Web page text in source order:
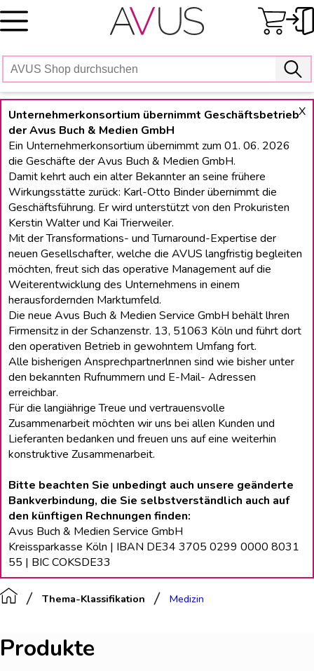
Skip
to
X
Unternehmerkonsortium übernimmt Geschäftsbetrieb
der Avus Buch & Medien GmbH
Ein Unternehmerkonsortium übernimmt zum 01. 06. 2026
die Geschäfte der Avus Buch & Medien GmbH.
Damit kehrt auch ein alter Bekannter an seine frühere
Wirkungsstätte zurück: Karl-Otto Binder übernimmt die
Geschäftsführung. Er wird unterstützt von den Prokuristen
Kerstin Walter und Kai Trierweiler.
Mit der Transformations- und Turnaround-Expertise der
neuen Gesellschafter, welche die AVUS langfristig begleiten
möchten, freut sich das operative Management auf die
Weiterentwicklung des Unternehmens in einem
herausfordernden Marktumfeld.
Die neue Avus Buch & Medien Service GmbH behält lhren
Firmensitz in der Schanzenstr. 13, 51063 Köln und führt dort
den operativen Betrieb in gewohntem Umfang fort.
Alle bisherigen Ansprechpartnerlnnen sind wie bisher unter
den bekannten Rufnummern und E-Mail- Adressen
erreichbar.
Für die langiährige Treue und vertrauensvolle
Zusammenarbeit möchten wir uns bei allen Kunden und
Lieferanten bedanken und freuen uns auf eine weiterhin
konstruktive Zusammenarbeit.
Bitte beachten Sie unbedingt auch unsere geänderte
Bankverbindung, die Sie selbstverständlich auch auf
den künftigen Rechnungen finden:
Avus Buch & Medien Service GmbH
Kreissparkasse Köln | IBAN DE34 3705 0299 0000 8031
55 | BIC COKSDE33
Thema-Klassifikation Medizin
Produkte